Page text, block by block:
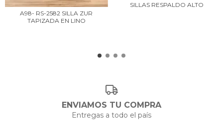
A98- RS-2582 SILLA ZUR
TAPIZADA EN LINO
SILLAS RESPALDO ALTO
ENVIAMOS TU COMPRA
Entregas a todo el país